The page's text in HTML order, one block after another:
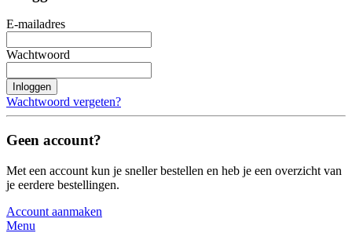
E-mailadres
Wachtwoord
Inloggen
Wachtwoord vergeten?
Geen account?
Met een account kun je sneller bestellen en heb je een overzicht van
je eerdere bestellingen.
Account aanmaken
Menu